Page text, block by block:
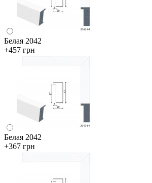
Белая 2042
+457 грн
Белая 2042
+367 грн